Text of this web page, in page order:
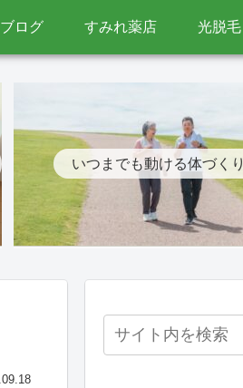
ブログ すみれ薬店 光脱毛
いつまでも動ける体づくり